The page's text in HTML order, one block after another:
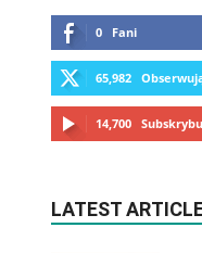
0 Fani
65,982
14,700
LATEST